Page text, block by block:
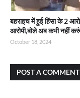
बहराइच में हुई हिंसा के 2
आरोपी,बोले अब कभी नहीं
October 18, 2024
POST A COMMENT